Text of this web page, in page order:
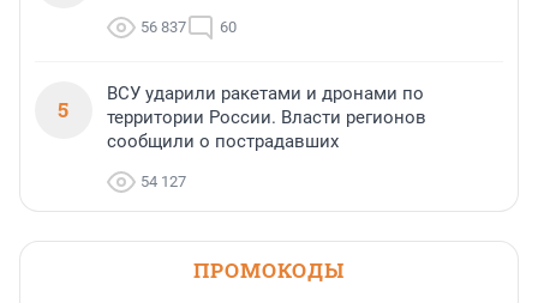
56 837 60
5
ВСУ ударили ракетами и дронами по
территории России. Власти регионов
сообщили о пострадавших
54 127
ПРОМОКОДЫ